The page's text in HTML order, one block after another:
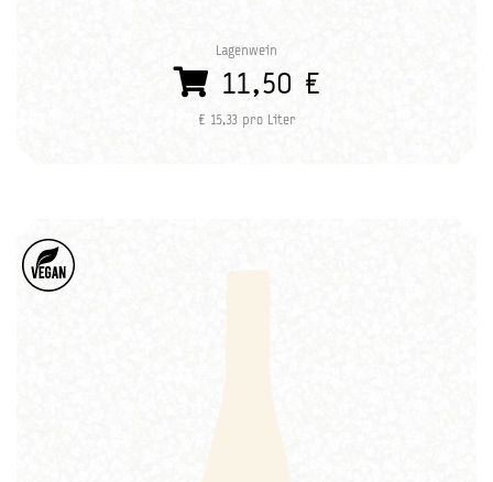
Lagenwein
11,50 €
€ 15,33 pro Liter